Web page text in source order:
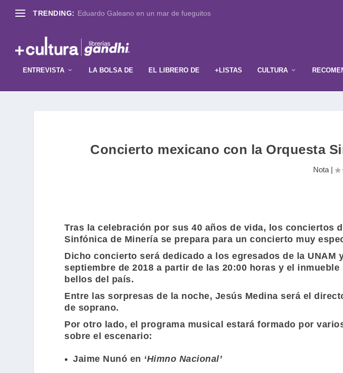
TRENDING: Eduardo Galeano en un mar de fueguitos
ENTREVISTA LA BOLSA DE EL LIBRERO DE +LISTAS CULTURA
Concierto mexicano con la Orquesta
Nota|
Tras la celebración por sus 40 años de vida, los conciertos
Sinfónica de Minería se prepara para un concierto muy
Dicho concierto será dedicado a los egresados de la UNAM
septiembre de 2018 a partir de las 20:00 horas y el
bellos del país.
Entre las sorpresas de la noche, Jesús Medina será el
de soprano.
Por otro lado, el programa musical estará formado por
sobre el escenario:
Jaime Nunó en ‘Himno Nacional’